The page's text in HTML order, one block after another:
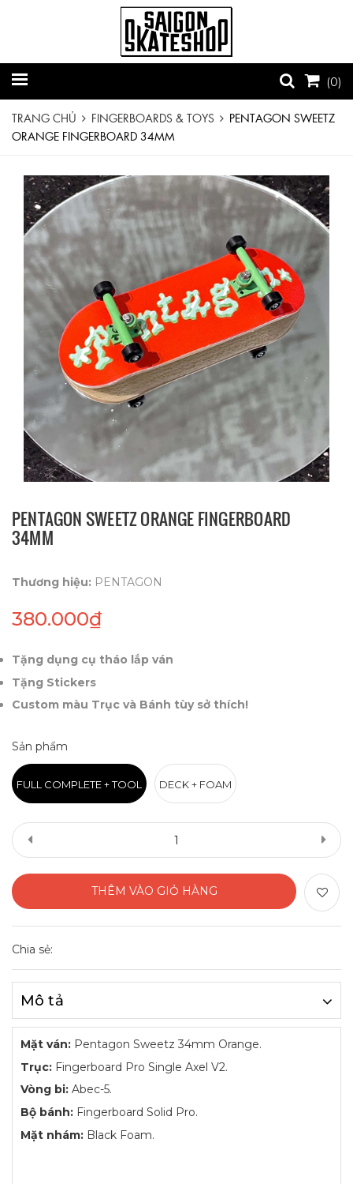
(0)
TRANG CHỦ FINGERBOARDS & TOYS
PENTAGON SWEETZ
ORANGE FINGERBOARD 34MM
PENTAGON SWEETZ ORANGE FINGERBOARD
34MM
Thương hiệu: PENTAGON
380.000₫
Tặng dụng cụ tháo lắp ván
Tặng Stickers
Custom màu Trục và Bánh tùy sở thích!
Sản phẩm
FULL COMPLETE + TOOL DECK + FOAM
THÊM VÀO GIỎ HÀNG
Chia sẻ:
Mô tả
Mặt ván: Pentagon Sweetz 34mm Orange.
Trục: Fingerboard Pro Single Axel V2.
Vòng bi: Abec-5.
Bộ bánh: Fingerboard Solid Pro.
Mặt nhám: Black Foam.